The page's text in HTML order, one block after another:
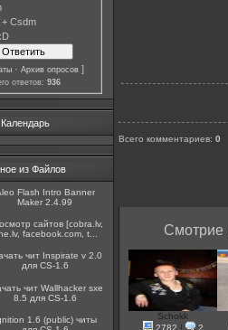
Csdm
· Архив опросов ]
ответов: 936
Календарь
из Файлов
Flash Intro Banner
Maker 2.4.99
сайтов [cobra.lv,
facebook.com, t...
чит Inspirate v 2.0
для CS-1.6
чит Wallhacker sxe
8.5 для CS-1.6
1.6 (public) читы
Всего комментариев: 0
Смотрие
Schokk